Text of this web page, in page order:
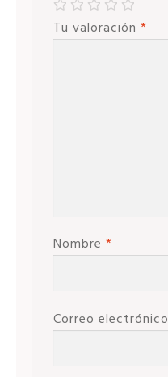
Tu valoración *
Nombre *
Correo electrónico